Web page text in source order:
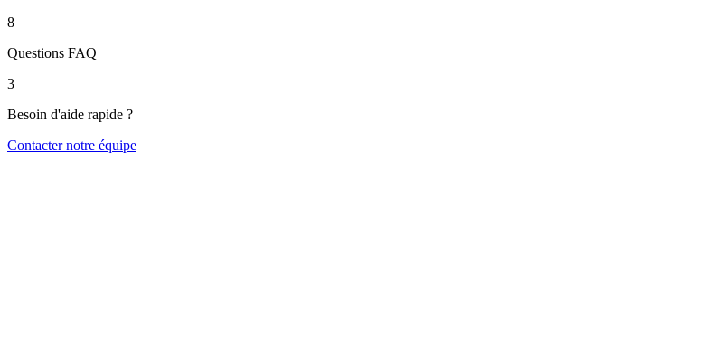
8
Questions FAQ
3
Besoin d'aide rapide ?
Contacter notre équipe